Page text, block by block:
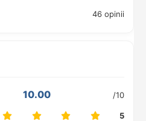
46 opinii
10.00 /10
5